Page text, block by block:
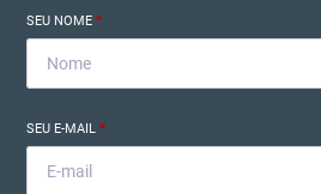
SEU NOME*
SEU E-MAIL*